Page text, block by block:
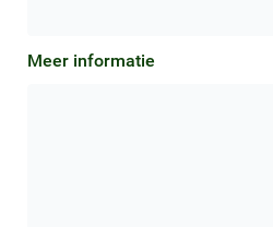
Meer informatie